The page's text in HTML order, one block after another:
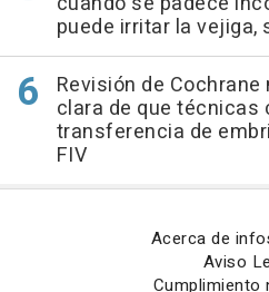
puede irritar la vejiga,
Revisión de
clara de que técnicas
transferencia de
FIV
Acerca de
Aviso
Cumplimiento